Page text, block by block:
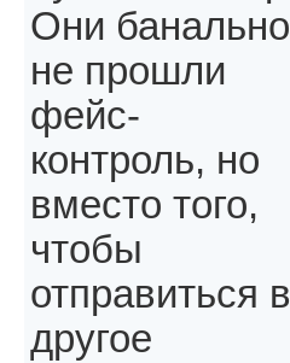
Они банально
не прошли
фейс-
контроль, но
вместо того,
чтобы
отправиться в
другое